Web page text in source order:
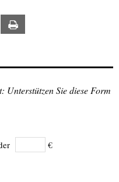
Email
Unterstützen Sie diese Form
€